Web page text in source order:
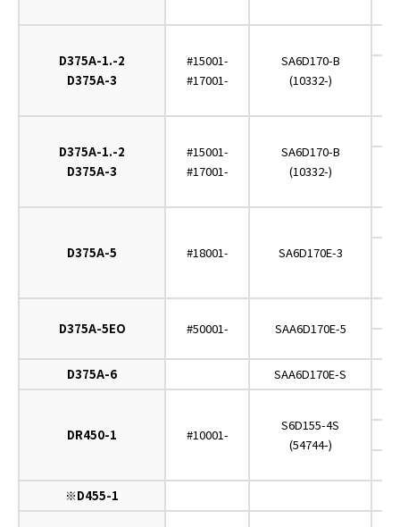
D375A-1.-2
D375A-3
#15001-
#17001-
SA6D170-B
(10332-)
D375A-1.-2
D375A-3
#15001-
#17001-
SA6D170-B
(10332-)
D375A-5 #18001- SA6D170E-3
D375A-5EO #50001- SAA6D170E-5
D375A-6 SAA6D170E-S
DR450-1 #10001-
S6D155-4S
(54744-)
※D455-1